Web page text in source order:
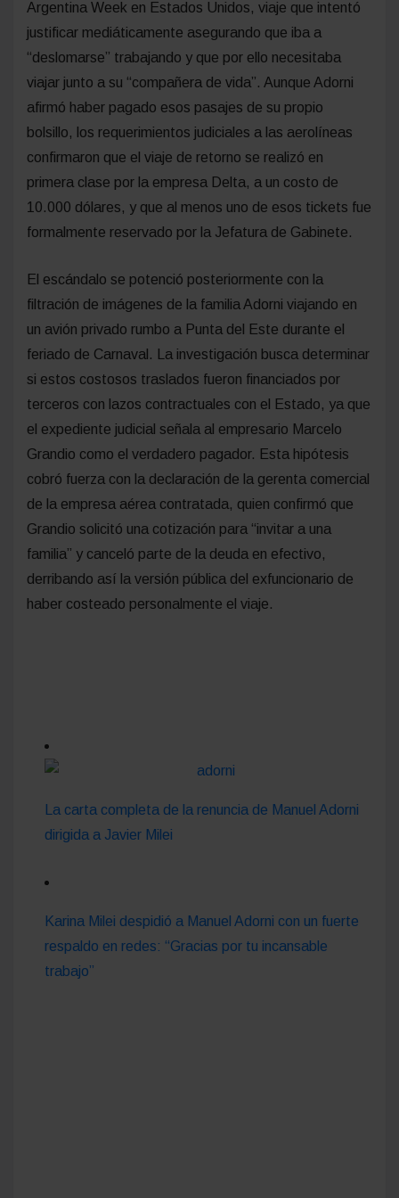
Argentina Week en Estados Unidos, viaje que intentó
justificar mediáticamente asegurando que iba a
“deslomarse” trabajando y que por ello necesitaba
viajar junto a su “compañera de vida”. Aunque Adorni
afirmó haber pagado esos pasajes de su propio
bolsillo, los requerimientos judiciales a las aerolíneas
confirmaron que el viaje de retorno se realizó en
primera clase por la empresa Delta, a un costo de
10.000 dólares, y que al menos uno de esos tickets fue
formalmente reservado por la Jefatura de Gabinete.
El escándalo se potenció posteriormente con la
filtración de imágenes de la familia Adorni viajando en
un avión privado rumbo a Punta del Este durante el
feriado de Carnaval. La investigación busca determinar
si estos costosos traslados fueron financiados por
terceros con lazos contractuales con el Estado, ya que
el expediente judicial señala al empresario Marcelo
Grandio como el verdadero pagador. Esta hipótesis
cobró fuerza con la declaración de la gerenta comercial
de la empresa aérea contratada, quien confirmó que
Grandio solicitó una cotización para “invitar a una
familia” y canceló parte de la deuda en efectivo,
derribando así la versión pública del exfuncionario de
haber costeado personalmente el viaje.
La carta completa de la renuncia de Manuel Adorni
dirigida a Javier Milei
Karina Milei despidió a Manuel Adorni con un fuerte
respaldo en redes: “Gracias por tu incansable
trabajo”